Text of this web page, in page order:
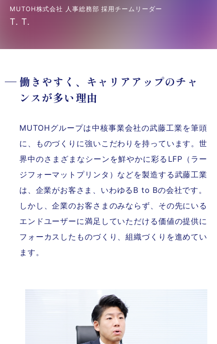
MUTOH株式会社 人事総務部 採用チームリーダー
T. T.
働きやすく、キャリアアップのチャ
ンスが多い理由
MUTOHグループは中核事業会社の武藤工業を筆頭
に、ものづくりに強いこだわりを持っています。世
界中のさまざまなシーンを鮮やかに彩るLFP（ラー
ジフォーマットプリンタ）などを製造する武藤工業
は、企業がお客さま、いわゆるB to Bの会社です。
しかし、企業のお客さまのみならず、その先にいる
エンドユーザーに満足していただける価値の提供に
フォーカスしたものづくり、組織づくりを進めてい
ます。